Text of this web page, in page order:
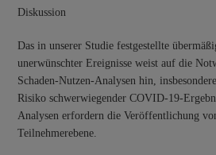
Diskussion
Das in unserer Studie festgestellte
unerwünschter Ereignisse weist auf die
Schaden-Nutzen-Analysen hin,
Risiko schwerwiegender COVID-19-
Analysen erfordern die Veröffentlichung
Teilnehmerebene.